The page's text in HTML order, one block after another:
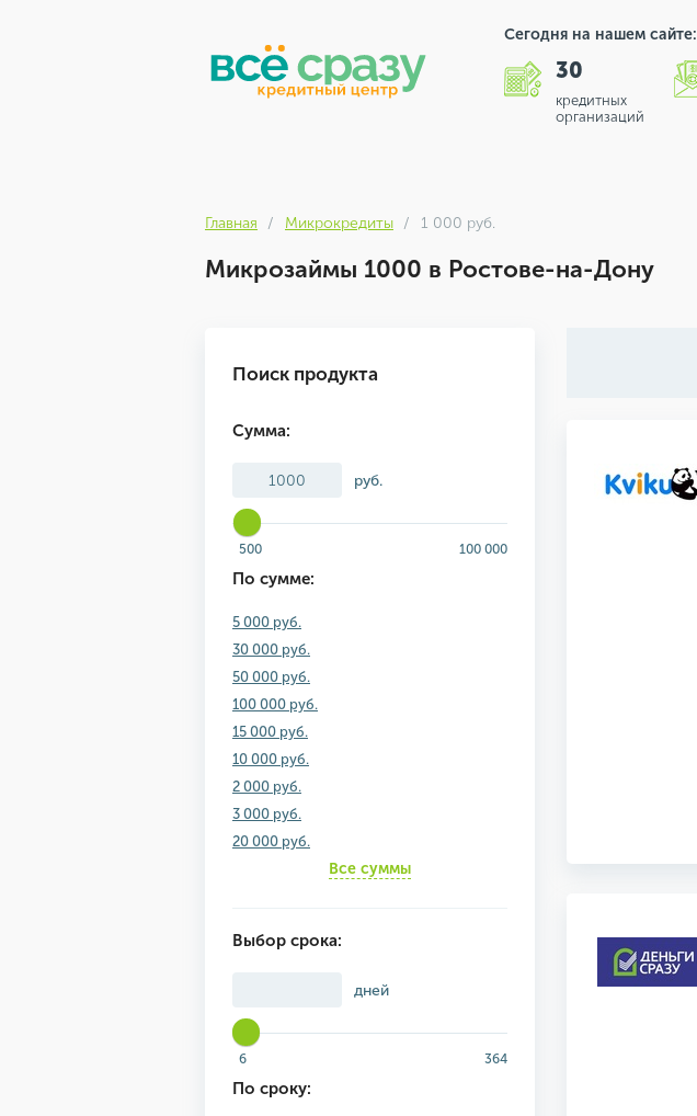
Сегодня на нашем сайте:
30
кредитных
организаций
Главная Микрокредиты 1 000 руб.
Микрозаймы 1000 в Ростове-на-Дону
Поиск продукта
Сумма:
руб.
500 100 000
По сумме:
5 000 руб.
30 000 руб.
50 000 руб.
100 000 руб.
15 000 руб.
10 000 руб.
2 000 руб.
3 000 руб.
20 000 руб.
Все суммы
Выбор срока:
дней
6 364
По сроку: